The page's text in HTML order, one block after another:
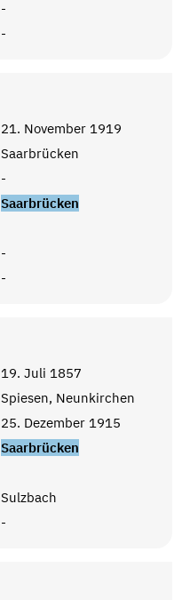
-
-
21. November 1919
Saarbrücken
-
Saarbrücken
-
-
19. Juli 1857
Spiesen, Neunkirchen
25. Dezember 1915
Saarbrücken
Sulzbach
-